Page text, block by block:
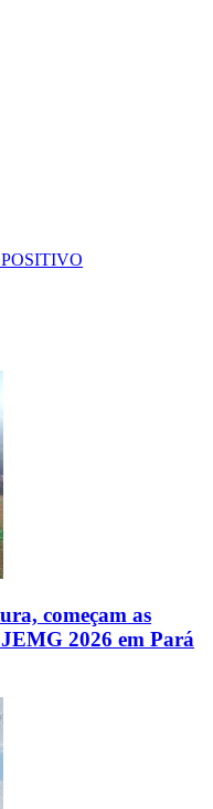
começam as
2026 em Pará